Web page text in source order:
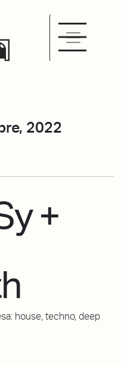
2022
+
house, techno, deep